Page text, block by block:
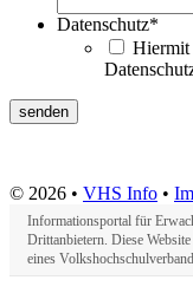
Datenschutz*
Hiermit
© 2026 • VHS Info •
Informationsportal für
Drittanbietern. Diese
eines